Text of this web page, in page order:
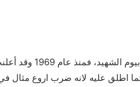
يتم الإحتفال يوم
اطلق عليه لانه ضرب اروع